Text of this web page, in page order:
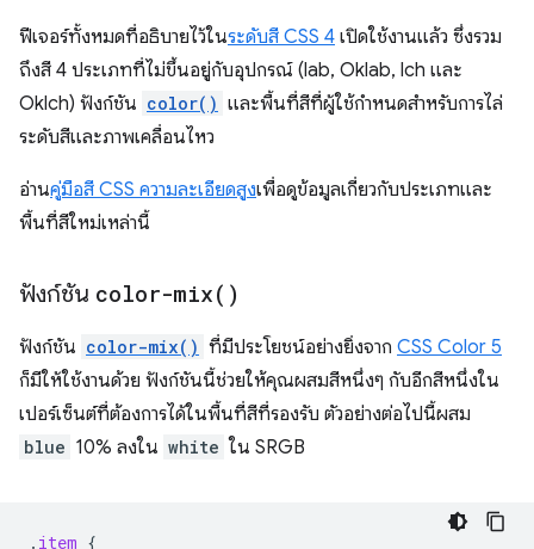
ฟีเจอร์ทั้งหมดที่อธิบายไว้ในระดับสี CSS 4 เปิดใช้งานแล้ว ซึ่งรวม
ถึงสี 4 ประเภทที่ไม่ขึ้นอยู่กับอุปกรณ์ (lab, Oklab, lch และ
Oklch) ฟังก์ชัน color() และพื้นที่สีที่ผู้ใช้กำหนดสำหรับการไล่
ระดับสีและภาพเคลื่อนไหว
อ่านคู่มือสี CSS ความละเอียดสูงเพื่อดูข้อมูลเกี่ยวกับประเภทและ
พื้นที่สีใหม่เหล่านี้
ฟังก์ชัน color-mix( )
ฟังก์ชัน color-mix() ที่มีประโยชน์อย่างยิ่งจาก CSS Color 5
ก็มีให้ใช้งานด้วย ฟังก์ชันนี้ช่วยให้คุณผสมสีหนึ่งๆ กับอีกสีหนึ่งใน
เปอร์เซ็นต์ที่ต้องการได้ในพื้นที่สีที่รองรับ ตัวอย่างต่อไปนี้ผสม
blue 10% ลงใน white ใน SRGB
. item {